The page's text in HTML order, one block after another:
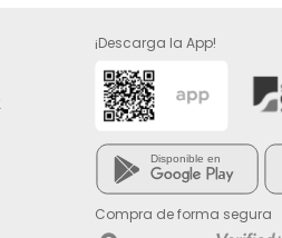
¡Descarga la App!
Compra de forma segura